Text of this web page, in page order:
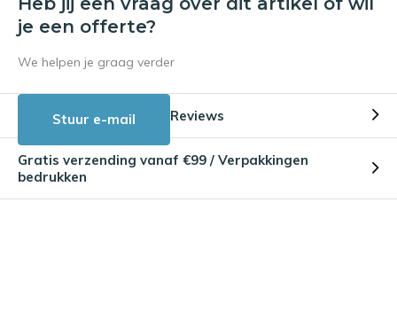
je een offerte?
We helpen je graag verder
Stuur e-mail Reviews
Gratis verzending vanaf €99 / Verpakkingen
bedrukken